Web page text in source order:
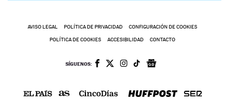
AVISO LEGAL POLÍTICA DE PRIVACIDAD CONFIGURACIÓN DE COOKIES
POLÍTICA DE COOKIES ACCESIBILIDAD CONTACTO
SÍGUENOS: